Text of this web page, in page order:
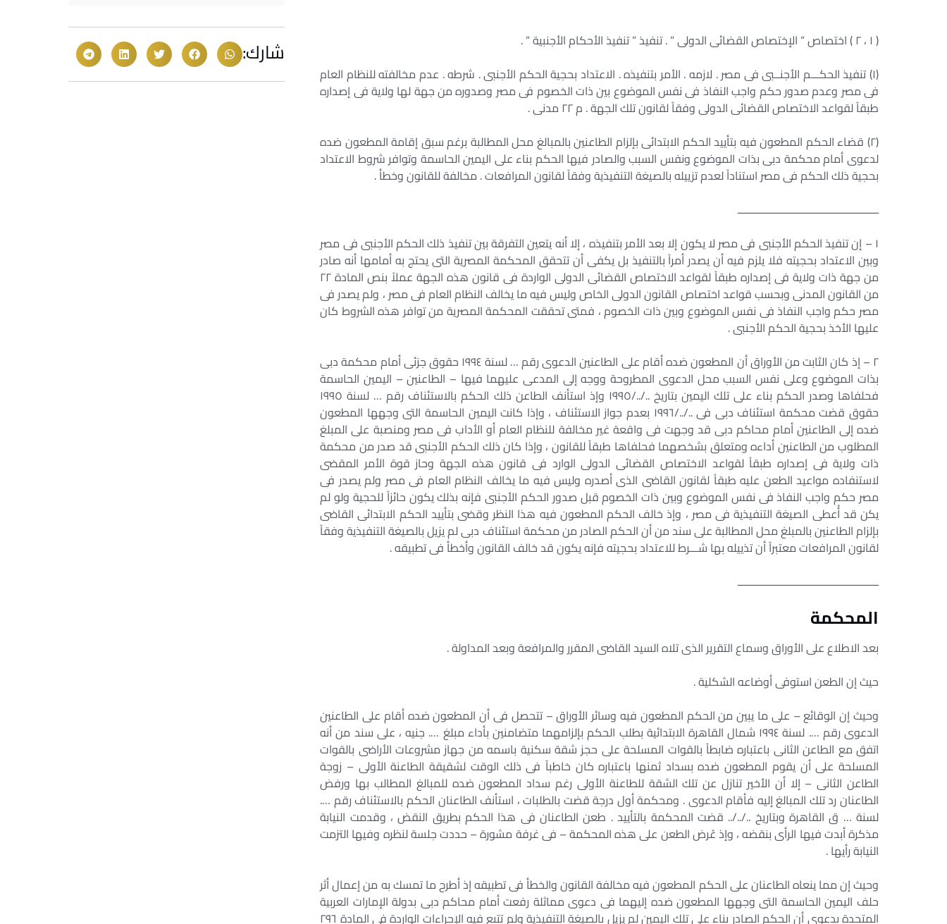
( ۱ ، ۲ ) اختصاص ” الإختصاص القضائى الدولى ” . تنفيذ ” تنفيذ الأحكام الأجنبية ” .
(۱) تنفيذ الحكـــم الأجنــبى فى مصر . لازمه . الأمر بتنفيذه . الاعتداد بحجية الحكم الأجنبى . شرطه . عدم مخالفته للنظام العام
فى مصر وعدم صدور حكم واجب النفاذ فى نفس الموضوع بين ذات الخصوم فى مصر وصدوره من جهة لها ولاية فى إصداره
طبقاً لقواعد الاختصاص القضائى الدولى وفقاً لقانون تلك الجهة . م ۲۲ مدنى .
(۲) قضاء الحكم المطعون فيه بتأييد الحكم الابتدائى بإلزام الطاعنين بالمبالغ محل المطالبة برغم سبق إقامة المطعون ضده
لدعوى أمام محكمة دبى بذات الموضوع ونفس السبب والصادر فيها الحكم بناء على اليمين الحاسمة وتوافر شروط الاعتداد
بحجية ذلك الحكم فى مصر استناداً لعدم تزييله بالصيغة التنفيذية وفقاً لقانون المرافعات . مخالفة للقانون وخطأ .
ــــــــــــــــــــــــــــــــــــــــــــــــــ
۱ – إن تنفيذ الحكم الأجنبى فى مصر لا يكون إلا بعد الأمر بتنفيذه ، إلا أنه يتعين التفرقة بين تنفيذ ذلك الحكم الأجنبى فى مصر
وبين الاعتداد بحجيته فلا يلزم فيه أن يصدر أمراً بالتنفيذ بل يكفى أن تتحقق المحكمة المصرية التى يحتج به أمامها أنه صادر
من جهة ذات ولاية فى إصداره طبقاً لقواعد الاختصاص القضائى الدولى الواردة فى قانون هذه الجهة عملاً بنص المادة ۲۲
من القانون المدنى وبحسب قواعد اختصاص القانون الدولى الخاص وليس فيه ما يخالف النظام العام فى مصر ، ولم يصدر فى
مصر حكم واجب النفاذ فى نفس الموضوع وبين ذات الخصوم ، فمتى تحققت المحكمة المصرية من توافر هذه الشروط كان
عليها الأخذ بحجية الحكم الأجنبى .
۲ – إذ كان الثابت من الأوراق أن المطعون ضده أقام على الطاعنين الدعوى رقم … لسنة ۱۹۹٤ حقوق جزئى أمام محكمة دبى
بذات الموضوع وعلى نفس السبب محل الدعوى المطروحة ووجه إلى المدعى عليهما فيها – الطاعنين – اليمين الحاسمة
فحلفاها وصدر الحكم بناء على تلك اليمين بتاريخ ../../۱۹۹٥ وإذ استأنف الطاعن ذلك الحكم بالاستئناف رقم … لسنة ۱۹۹٥
حقوق قضت محكمة استئناف دبى فى ../../۱۹۹٦ بعدم جواز الاستئناف ، وإذا كانت اليمين الحاسمة التى وجهها المطعون
ضده إلى الطاعنين أمام محاكم دبى قد وجهت فى واقعة غير مخالفة للنظام العام أو الأداب فى مصر ومنصبة على المبلغ
المطلوب من الطاعنين أداءه ومتعلق بشخصهما فحلفاها طبقاً للقانون ، وإذا كان ذلك الحكم الأجنبى قد صدر من محكمة
ذات ولاية فى إصداره طبقاً لقواعد الاختصاص القضائى الدولى الوارد فى قانون هذه الجهة وحاز قوة الأمر المقضى
لاستنفاده مواعيد الطعن عليه طبقاً لقانون القاضى الذى أصدره وليس فيه ما يخالف النظام العام فى مصر ولم يصدر فى
مصر حكم واجب النفاذ فى نفس الموضوع وبين ذات الخصوم قبل صدور الحكم الأجنبى فإنه بذلك يكون حائزاً للحجية ولو لم
يكن قد أُعطى الصيغة التنفيذية فى مصر ، وإذ خالف الحكم المطعون فيه هذا النظر وقضى بتأييد الحكم الابتدائى القاضى
بإلزام الطاعنين بالمبلغ محل المطالبة على سند من أن الحكم الصادر من محكمة استئناف دبى لم يزيل بالصيغة التنفيذية وفقاً
لقانون المرافعات معتبراً أن تذييله بها شـــرط للاعتداد بحجيته فإنه يكون قد خالف القانون وأخطأ فى تطبيقه .
ــــــــــــــــــــــــــــــــــــــــــــــــــ
المحكمة
بعد الاطلاع على الأوراق وسماع التقرير الذى تلاه السيد القاضى المقرر والمرافعة وبعد المداولة .
حيث إن الطعن استوفى أوضاعه الشكلية .
وحيث إن الوقائع – على ما يبين من الحكم المطعون فيه وسائر الأوراق – تتحصل فى أن المطعون ضده أقام على الطاعنين
الدعوى رقم …. لسنة ۱۹۹٤ شمال القاهرة الابتدائية بطلب الحكم بإلزامهما متضامنين بأداء مبلغ …. جنيه ، على سند من أنه
اتفق مع الطاعن الثانى باعتباره ضابطاً بالقوات المسلحة على حجز شقة سكنية باسمه من جهاز مشروعات الأراضى بالقوات
المسلحة على أن يقوم المطعون ضده بسداد ثمنها باعتباره كان خاطباً فى ذلك الوقت لشقيقة الطاعنة الأولى – زوجة
الطاعن الثانى – إلا أن الأخير تنازل عن تلك الشقة للطاعنة الأولى رغم سداد المطعون ضده للمبالغ المطالب بها ورفض
الطاعنان رد تلك المبالغ إليه فأقام الدعوى . ومحكمة أول درجة قضت بالطلبات ، استأنف الطاعنان الحكم بالاستئناف رقم ….
لسنة … ق القاهرة وبتاريخ ../../.. قضت المحكمة بالتأييد . طعن الطاعنان فى هذا الحكم بطريق النقض ، وقدمت النيابة
مذكرة أبدت فيها الرأى بنقضه ، وإذ عُرض الطعن على هذه المحكمة – فى غرفة مشورة – حددت جلسة لنظره وفيها التزمت
النيابة رأيها .
وحيث إن مما ينعاه الطاعنان على الحكم المطعون فيه مخالفة القانون والخطأ فى تطبيقه إذ أطرح ما تمسك به من إعمال أثر
حلف اليمين الحاسمة التى وجهها المطعون ضده إليهما فى دعوى مماثلة رفعت أمام محاكم دبى بدولة الإمارات العربية
المتحدة بدعوى أن الحكم الصادر بناء على تلك اليمين لم يزيل بالصيغة التنفيذية ولم تتبع فيه الإجراءات الواردة فى المادة ۲۹٦
شارك: